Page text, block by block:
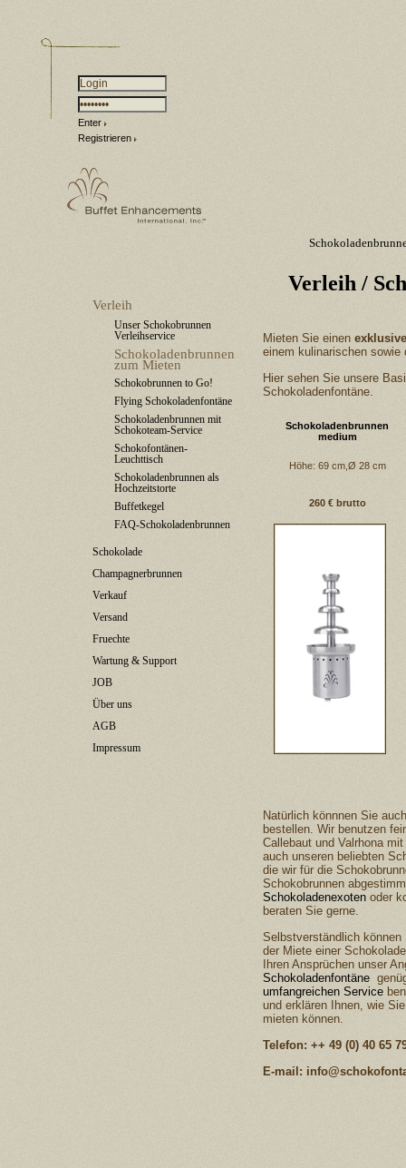
Enter
Registrieren
Verleih
Unser Schokobrunnen
Verleihservice
Schokoladenbrunnen
zum Mieten
Schokobrunnen to Go!
Flying Schokoladenfontäne
Schokoladenbrunnen mit
Schokoteam-Service
Schokofontänen-
Leuchttisch
Schokoladenbrunnen als
Hochzeitstorte
Buffetkegel
FAQ-Schokoladenbrunnen
Schokolade
Champagnerbrunnen
Verkauf
Versand
Fruechte
Wartung & Support
JOB
Über uns
AGB
Impressum
Verleih /
Mieten Sie einen
einem kulinarischen
Hier sehen Sie unsere
Schokoladenfontäne.
Schokoladenbrunnen
medium
Höhe: 69 cm,Ø 28 cm
260 € brutto
Natürlich könnnen Sie
bestellen. Wir benutzen
Callebaut und Valrhona
auch unseren beliebten
die wir für die
Schokobrunnen
Schokoladenexoten oder
beraten Sie gerne.
Selbstverständlich
der Miete einer
Ihren Ansprüchen unser
Schokoladenfontäne
umfangreichen Service
und erklären Ihnen, wie
mieten können.
Telefon: ++ 49 (0) 40 65
E-mail: